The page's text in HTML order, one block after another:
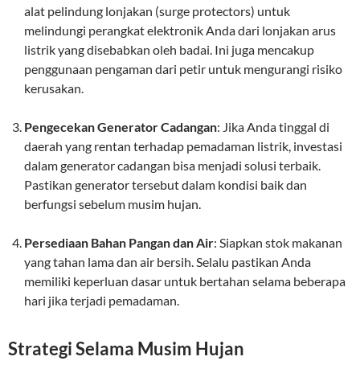
alat pelindung lonjakan (surge protectors) untuk
melindungi perangkat elektronik Anda dari lonjakan arus
listrik yang disebabkan oleh badai. Ini juga mencakup
penggunaan pengaman dari petir untuk mengurangi risiko
kerusakan.
Pengecekan Generator Cadangan: Jika Anda tinggal di
daerah yang rentan terhadap pemadaman listrik, investasi
dalam generator cadangan bisa menjadi solusi terbaik.
Pastikan generator tersebut dalam kondisi baik dan
berfungsi sebelum musim hujan.
Persediaan Bahan Pangan dan Air: Siapkan stok makanan
yang tahan lama dan air bersih. Selalu pastikan Anda
memiliki keperluan dasar untuk bertahan selama beberapa
hari jika terjadi pemadaman.
Strategi Selama Musim Hujan